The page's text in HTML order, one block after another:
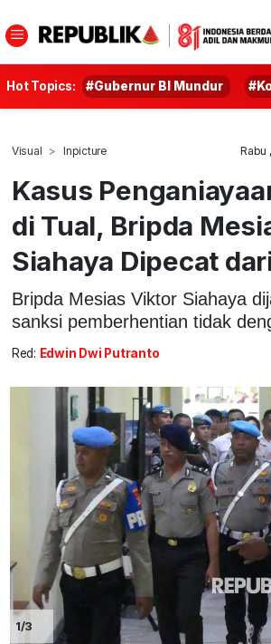
Hot Topics: #Gubernur BI Mundur
Visual Inpicture Rabu
Kasus
di Tual, Bripda
Siahaya Dipecat
Bripda Mesias Viktor Siahaya
sanksi pemberhentian tidak
Red: Edwin Dwi Putranto
1/3